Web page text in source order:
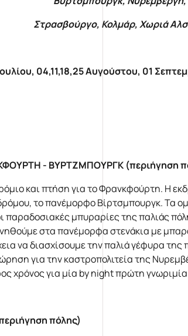
Στρασβούργο, Κολμάρ, Χωριά
04,11,18,25 Αυγούστου, 01
- ΒΥΡΤΖΜΠΟΥΡΓΚ (περιήγηση
και πτήση για το Φρανκφούρτη. Η
το πανέμορφο Βίρτσμπουργκ. Τα
παραδοσιακές μπυραρίες της παλιάς
στα πανέμορφα στενάκια με
να διασχίσουμε την παλιά γέφυρα
για την καστροπολιτεία της
χρόνος για μία by night πρώτη
πόλης)